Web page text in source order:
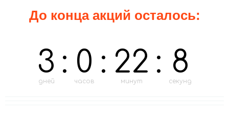
До конца акций осталось:
3
дней
: 0
часов
: 22
минут
: 6
секунд